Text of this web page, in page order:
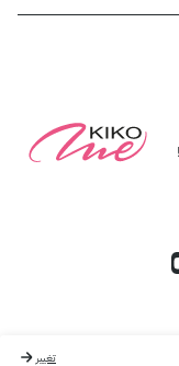
تغيير